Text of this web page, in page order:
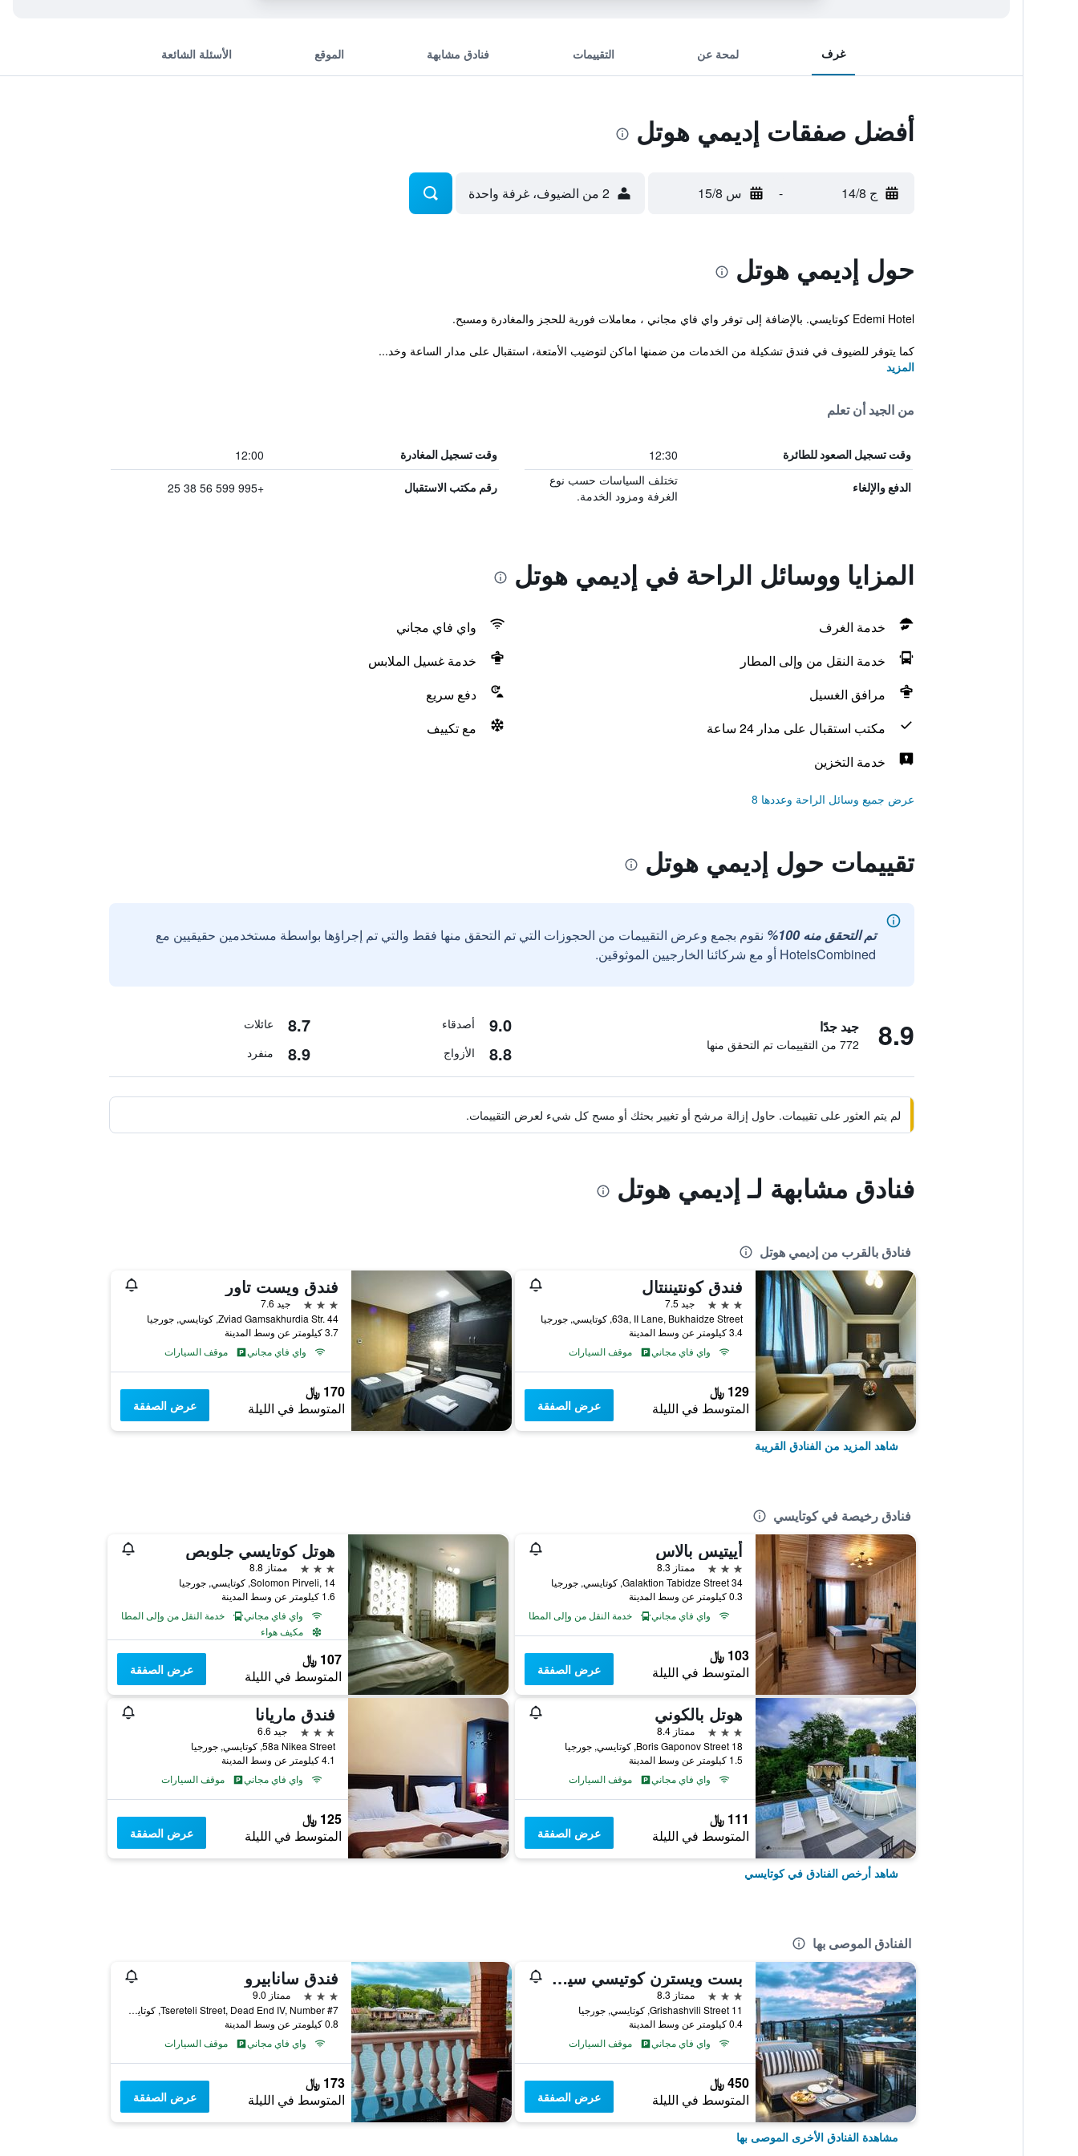
غرف لمحة عن التقييمات فنادق مشابهة الموقع الأسئلة الشائعة
أفضل صفقات إديمي هوتل
ج 14/8 - س 15/8 2 من الضيوف، غرفة واحدة
حول إديمي هوتل
Edemi Hotel كوتايسي. بالإضافة إلى توفر واي فاي مجاني ، معاملات فورية للحجز والمغادرة ومسبح.
كما يتوفر للضيوف في فندق تشكيلة من الخدمات من ضمنها اماكن لتوضيب الأمتعة، استقبال على مدار الساعة وخد...
المزيد
من الجيد أن تعلم
وقت تسجيل الصعود للطائرة 12:30 وقت تسجيل المغادرة 12:00
الدفع والإلغاء
تختلف السياسات حسب نوع
الغرفة ومزود الخدمة.
رقم مكتب الاستقبال +995 599 56 38 25
المزايا ووسائل الراحة في إديمي هوتل
خدمة الغرف
واي فاي مجاني
خدمة النقل من وإلى المطار
خدمة غسيل الملابس
مرافق الغسيل
دفع سريع
مكتب استقبال على مدار 24 ساعة
مع تكييف
خدمة التخزين
عرض جميع وسائل الراحة وعددها 8
تقييمات حول إديمي هوتل
تم التحقق منه 100%
نقوم بجمع وعرض التقييمات من الحجوزات التي تم التحقق منها فقط والتي تم إجراؤها بواسطة مستخدمين حقيقيين مع
HotelsCombined أو مع شركائنا الخارجيين الموثوقين.
8.9 جيد جدًا
772 من التقييمات تم التحقق منها
9.0 أصدقاء 8.7 عائلات
8.8 الأزواج 8.9 منفرد
لم يتم العثور على تقييمات. حاول إزالة مرشح أو تغيير بحثك أو مسح كل شيء لعرض التقييمات.
فنادق مشابهة لـ إديمي هوتل
فنادق بالقرب من إديمي هوتل
فندق كونتيننتال
3 نجوم
جيد 7.5
63a, II Lane, Bukhaidze Street, كوتايسي, جورجيا
3.4 كيلومتر عن وسط المدينة
واي فاي مجاني
موقف السيارات
129 ﷼
المتوسط في الليلة عرض الصفقة
فندق ويست تاور
3 نجوم
جيد 7.6
Zviad Gamsakhurdia Str. 44, كوتايسي, جورجيا
3.7 كيلومتر عن وسط المدينة
واي فاي مجاني
موقف السيارات
170 ﷼
المتوسط في الليلة عرض الصفقة
شاهد المزيد من الفنادق القريبة
فنادق رخيصة في كوتايسي
أييتيس بالاس
3 نجوم
ممتاز 8.3
34 Galaktion Tabidze Street, كوتايسي, جورجيا
0.3 كيلومتر عن وسط المدينة
واي فاي مجاني
خدمة النقل من وإلى المطار
103 ﷼
المتوسط في الليلة عرض الصفقة
هوتل كوتايسي جلوبص
3 نجوم
ممتاز 8.8
Solomon Pirveli, 14, كوتايسي, جورجيا
1.6 كيلومتر عن وسط المدينة
واي فاي مجاني
خدمة النقل من وإلى المطار
مكيف هواء
107 ﷼
المتوسط في الليلة عرض الصفقة
هوتل بالكوني
3 نجوم
ممتاز 8.4
Boris Gaponov Street 18, كوتايسي, جورجيا
1.5 كيلومتر عن وسط المدينة
واي فاي مجاني
موقف السيارات
111 ﷼
المتوسط في الليلة عرض الصفقة
فندق ماريانا
3 نجوم
جيد 6.6
58a Nikea Street, كوتايسي, جورجيا
4.1 كيلومتر عن وسط المدينة
واي فاي مجاني
موقف السيارات
125 ﷼
المتوسط في الليلة عرض الصفقة
شاهد أرخص الفنادق في كوتايسي
الفنادق الموصى بها
بست ويسترن كوتيسي سيتي سنتر
3 نجوم
ممتاز 8.3
11 Grishashvili Street, كوتايسي, جورجيا
0.4 كيلومتر عن وسط المدينة
واي فاي مجاني
موقف السيارات
450 ﷼
المتوسط في الليلة عرض الصفقة
فندق سانابيرو
3 نجوم
ممتاز 9.0
Tsereteli Street, Dead End IV, Number #7, كوتايسي, جورجيا
0.8 كيلومتر عن وسط المدينة
واي فاي مجاني
موقف السيارات
173 ﷼
المتوسط في الليلة عرض الصفقة
مشاهدة الفنادق الأخرى الموصى بها